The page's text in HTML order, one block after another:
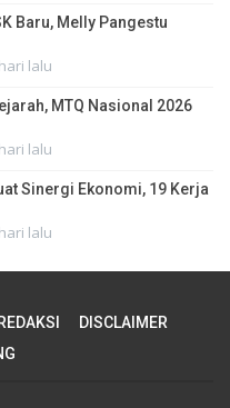
Baru, Melly Pangestu
lalu
MTQ Nasional 2026
lalu
Sinergi Ekonomi, 19 Kerja
lalu
REDAKSI
DISCLAIMER